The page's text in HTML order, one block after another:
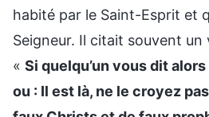
habité par le Saint-Esprit et
Seigneur. Il citait souvent un
« Si quelqu’un vous dit
ou : Il est là, ne le croyez